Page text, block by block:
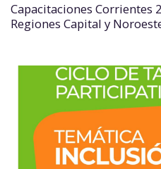
Capacitaciones Corrientes
Regiones Capital y